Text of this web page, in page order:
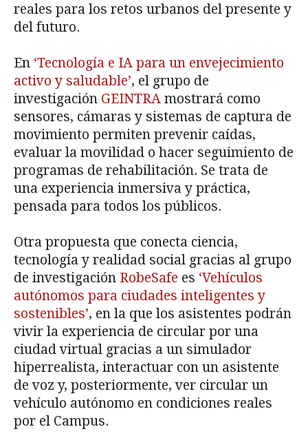
reales para los retos urbanos del presente y
del futuro.
En ‘Tecnología e IA para un envejecimiento
activo y saludable’, el grupo de
investigación GEINTRA mostrará como
sensores, cámaras y sistemas de captura de
movimiento permiten prevenir caídas,
evaluar la movilidad o hacer seguimiento de
programas de rehabilitación. Se trata de
una experiencia inmersiva y práctica,
pensada para todos los públicos.
Otra propuesta que conecta ciencia,
tecnología y realidad social gracias al grupo
de investigación RobeSafe es ‘Vehículos
autónomos para ciudades inteligentes y
sostenibles’, en la que los asistentes podrán
vivir la experiencia de circular por una
ciudad virtual gracias a un simulador
hiperrealista, interactuar con un asistente
de voz y, posteriormente, ver circular un
vehículo autónomo en condiciones reales
por el Campus.